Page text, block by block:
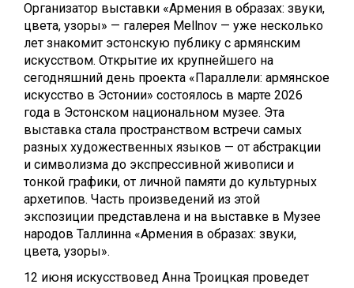
Организатор выставки «Армения в образах: звуки,
цвета, узоры» — галерея Mellnov — уже несколько
лет знакомит эстонскую публику с армянским
искусством. Открытие их крупнейшего на
сегодняшний день проекта «Параллели: армянское
искусство в Эстонии» состоялось в марте 2026
года в Эстонском национальном музее. Эта
выставка стала пространством встречи самых
разных художественных языков — от абстракции
и символизма до экспрессивной живописи и
тонкой графики, от личной памяти до культурных
архетипов. Часть произведений из этой
экспозиции представлена и на выставке в Музее
народов Таллинна «Армения в образах: звуки,
цвета, узоры».
12 июня искусствовед Анна Троицкая проведет